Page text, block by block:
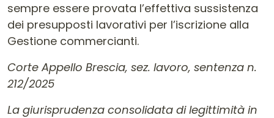
sempre essere provata l’effettiva sussistenza
dei presupposti lavorativi per l’iscrizione alla
Gestione commercianti.
Corte Appello Brescia, sez. lavoro, sentenza n.
212/2025
La giurisprudenza consolidata di legittimità in